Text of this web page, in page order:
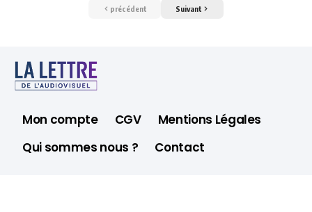
précédent Suivant
Mon compte CGV
Mentions Légales
Qui sommes nous ?
Contact